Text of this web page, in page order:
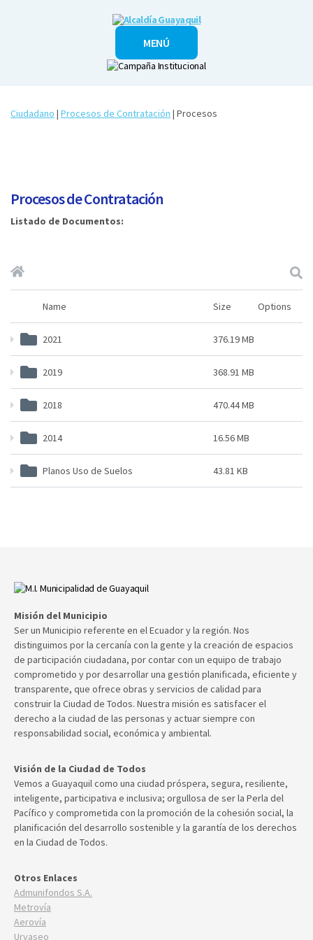
Alcaldía
GuayaquilMENÚ
Ciudadano | Procesos de Contratación | Procesos
Procesos de Contratación
Listado de Documentos:
Name Size Options
2021 376.19 MB
2019 368.91 MB
2018 470.44 MB
2014 16.56 MB
Planos Uso de Suelos 43.81 KB
Misión del Municipio
Ser un Municipio referente en el Ecuador y la región. Nos
distinguimos por la cercanía con la gente y la creación de espacios
de participación ciudadana, por contar con un equipo de trabajo
comprometido y por desarrollar una gestión planificada, eficiente y
transparente, que ofrece obras y servicios de calidad para
construir la Ciudad de Todos. Nuestra misión es satisfacer el
derecho a la ciudad de las personas y actuar siempre con
responsabilidad social, económica y ambiental.
Visión de la Ciudad de Todos
Vemos a Guayaquil como una ciudad próspera, segura, resiliente,
inteligente, participativa e inclusiva; orgullosa de ser la Perla del
Pacífico y comprometida con la promoción de la cohesión social, la
planificación del desarrollo sostenible y la garantía de los derechos
en la Ciudad de Todos.
Otros Enlaces
Admunifondos S.A.
Metrovía
Aerovía
Urvaseo